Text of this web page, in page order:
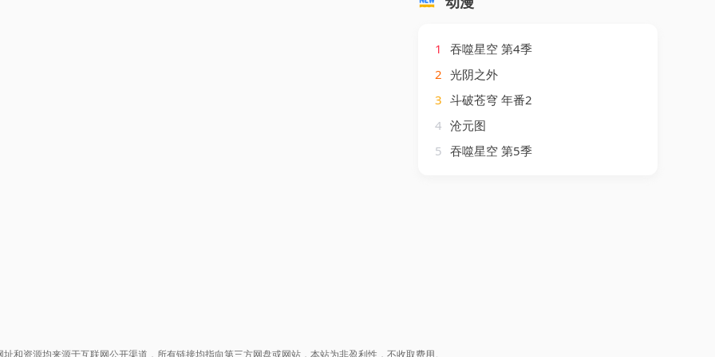
1
吞噬星空 第4季
2 光阴之外
3 斗破苍穹 年番2
4 沧元图
5 吞噬星空 第5季
和资源均来源于互联网公开渠道，所有链接均指向第三方网盘或网站，本站为非盈利性，不收取费用。